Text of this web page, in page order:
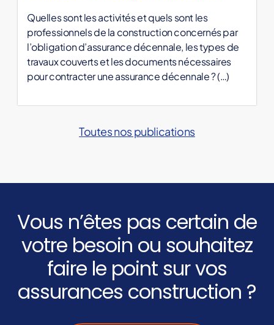
Quelles sont les activités et quels sont les
professionnels de la construction concernés par
l’obligation d’assurance décennale, les types de
travaux couverts et les documents nécessaires
pour contracter une assurance décennale ? (…)
Toutes nos publications
Vous n’êtes pas certain de
votre besoin ou souhaitez
faire le point sur vos
assurances construction ?